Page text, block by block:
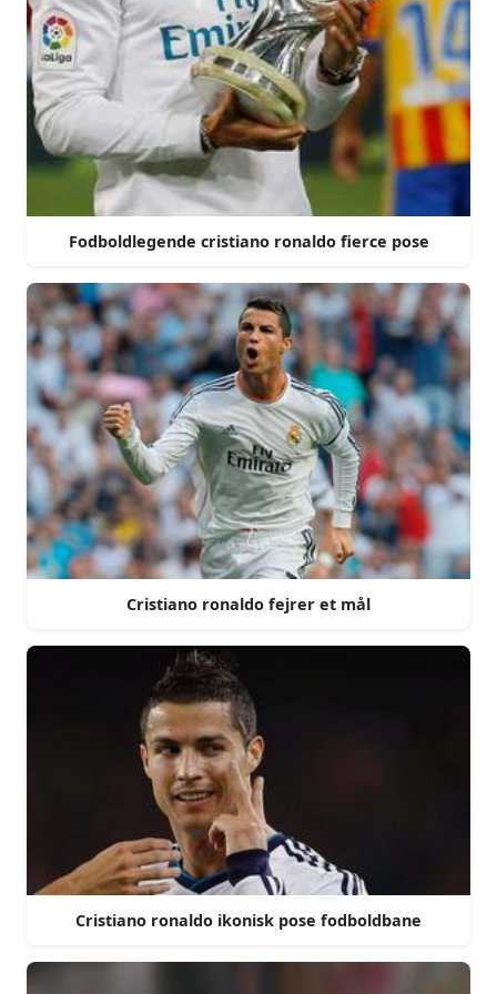
Fodboldlegende cristiano ronaldo fierce pose
Cristiano ronaldo fejrer et mål
Cristiano ronaldo ikonisk pose fodboldbane